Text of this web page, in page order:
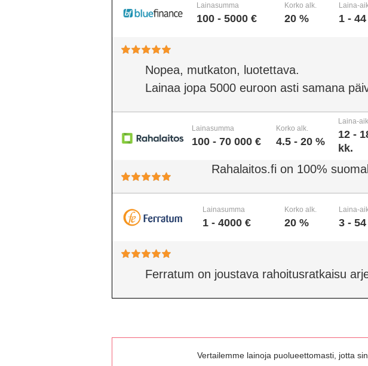
Lainasumma
100 - 5000 €
Korko alk.
20 %
Laina-
1 -
Nopea, mutkaton, luotettava.
Lainaa jopa 5000 euroon asti samana
Lainasumma
100 - 70 000 €
Korko alk.
4.5 - 20 %
Laina-
12 -
kk.
Rahalaitos.fi on 100%
Lainasumma
1 - 4000 €
Korko alk.
20 %
Laina-
3 -
Ferratum on joustava rahoitusratkaisu
Vertailemme lainoja puolueettomasti, jotta